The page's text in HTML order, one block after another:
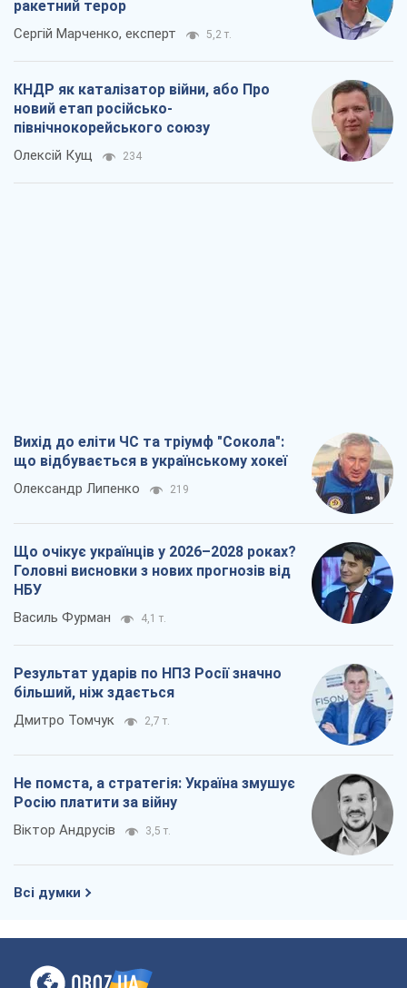
"Ми вже проходили через гірше": Україні
не варто піддаватися зневірі через
ракетний терор
Сергій Марченко, експерт 5,2 т.
КНДР як каталізатор війни, або Про
новий етап російсько-
північнокорейського союзу
Вихід до еліти ЧС та тріумф "Сокола":
Олександр Липенко 219
Що очікує українців у 2026–2028 роках?
Головні висновки з нових прогнозів від
НБУ
Василь Фурман 4,1 т.
Результат ударів по НПЗ Росії значно
Дмитро Томчук 2,7 т.
Не помста, а стратегія: Україна змушує
Віктор Андрусів